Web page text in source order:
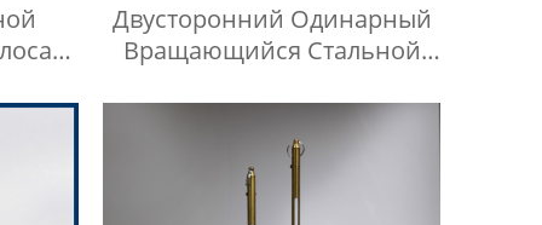
Двусторонний Одинарный
Вращающийся Стальной